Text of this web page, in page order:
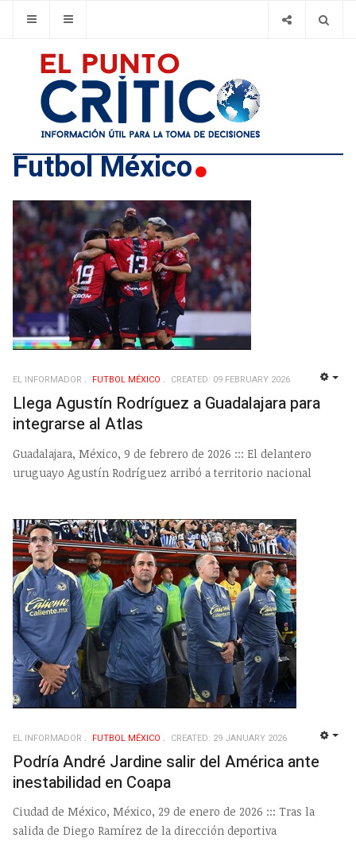
Futbol México
EL INFORMADOR FUTBOL MÉXICO CREATED: 09 FEBRUARY 2026
Llega Agustín Rodríguez a Guadalajara para
integrarse al Atlas
Guadalajara, México, 9 de febrero de 2026 ::: El delantero
uruguayo Agustín Rodríguez arribó a territorio nacional
EL INFORMADOR FUTBOL MÉXICO CREATED: 29 JANUARY 2026
Podría André Jardine salir del América ante
inestabilidad en Coapa
Ciudad de México, México, 29 de enero de 2026 ::: Tras la
salida de Diego Ramírez de la dirección deportiva